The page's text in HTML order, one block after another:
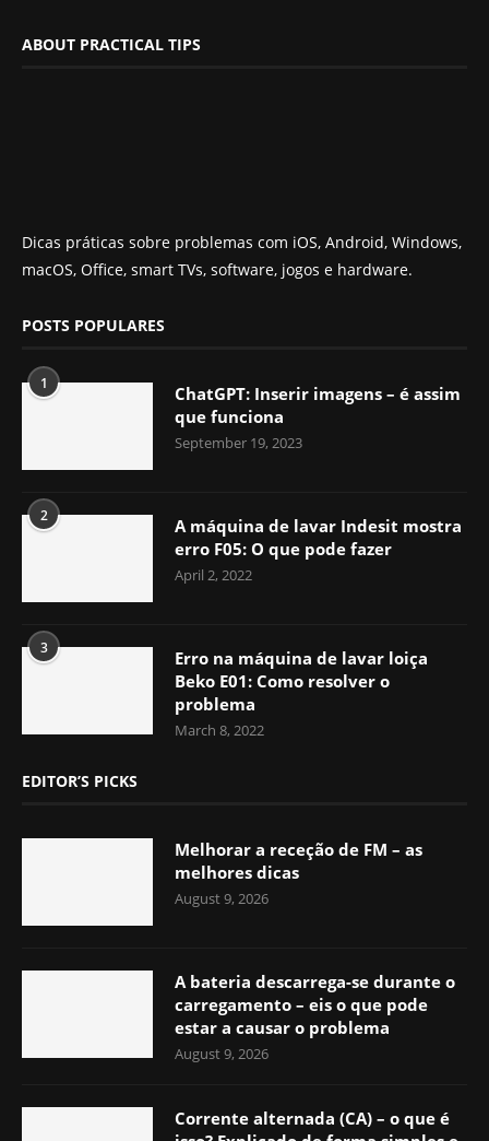
ABOUT PRACTICAL TIPS
Dicas práticas sobre problemas com iOS, Android, Windows,
macOS, Office, smart TVs, software, jogos e hardware.
POSTS POPULARES
1
ChatGPT: Inserir imagens – é assim
que funciona
September 19, 2023
2
A máquina de lavar Indesit mostra
erro F05: O que pode fazer
April 2, 2022
3
Erro na máquina de lavar loiça
Beko E01: Como resolver o
problema
March 8, 2022
EDITOR’S PICKS
Melhorar a receção de FM – as
melhores dicas
August 9, 2026
A bateria descarrega-se durante o
carregamento – eis o que pode
estar a causar o problema
August 9, 2026
Corrente alternada (CA) – o que é